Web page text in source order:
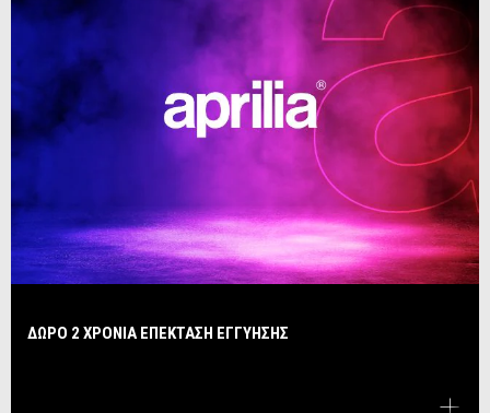
ΔΩΡΟ 2 ΧΡΟΝΙΑ ΕΠΕΚΤΑΣΗ ΕΓΓΥΗΣΗΣ